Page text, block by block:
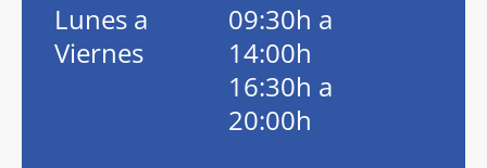
Lunes a
Viernes
09:30h a
14:00h
16:30h a
20:00h